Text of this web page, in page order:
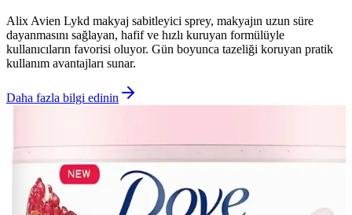
Alix Avien Lykd makyaj sabitleyici sprey, makyajın uzun süre
dayanmasını sağlayan, hafif ve hızlı kuruyan formülüyle
kullanıcıların favorisi oluyor. Gün boyunca tazeliği koruyan pratik
kullanım avantajları sunar.
Daha fazla bilgi edinin